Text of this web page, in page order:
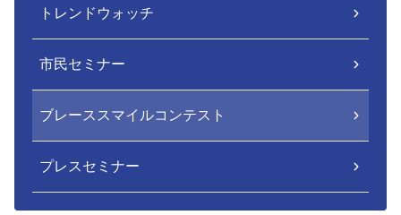
トレンドウォッチ
市民セミナー
ブレーススマイルコンテスト
プレスセミナー